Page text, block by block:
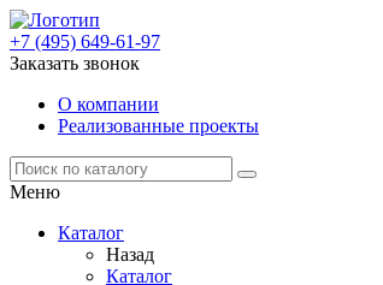
+7 (495) 649-61-97
Заказать звонок
О компании
Реализованные проекты
Меню
Каталог
Назад
Каталог